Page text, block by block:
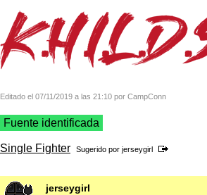
Editado el 07/11/2019 a las 21:10 por CampConn
Fuente identificada
Single Fighter Sugerido por jerseygirl
jerseygirl